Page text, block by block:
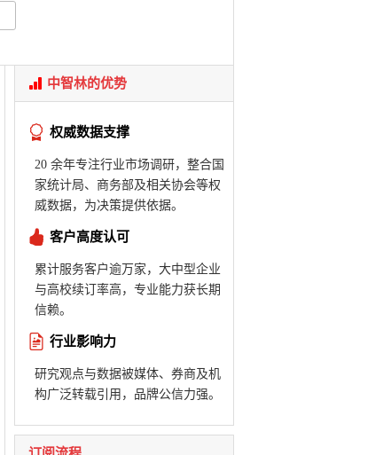
中智林的优势
权威数据支撑
20 余年专注行业市场调研，整合国
家统计局、商务部及相关协会等权
威数据，为决策提供依据。
客户高度认可
累计服务客户逾万家，大中型企业
与高校续订率高，专业能力获长期
信赖。
行业影响力
研究观点与数据被媒体、券商及机
构广泛转载引用，品牌公信力强。